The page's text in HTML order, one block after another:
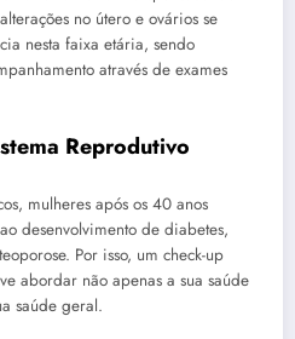
no útero e ovários se
nesta faixa etária, sendo
através de exames
Reprodutivo
mulheres após os 40 anos
desenvolvimento de diabetes,
Por isso, um check-up
abordar não apenas a sua saúde
saúde geral.